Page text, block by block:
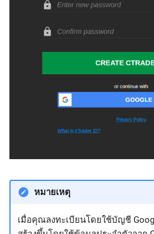
หมายเหตุ
เมื่อคุณลงทะเบียนโดยใช้บัญชี